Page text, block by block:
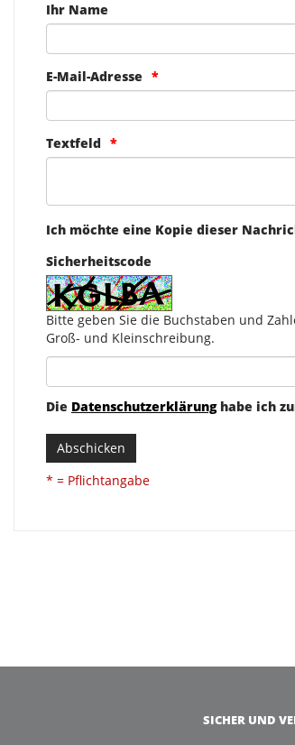
Ihr Name
E-Mail-Adresse
Textfeld
Ich möchte eine Kopie dieser
Sicherheitscode
Bitte geben Sie die Buchstaben und
Groß- und Kleinschreibung.
Die Datenschutzerklärunghabe ich
Abschicken
* = Pflichtangabe
SICHER UND